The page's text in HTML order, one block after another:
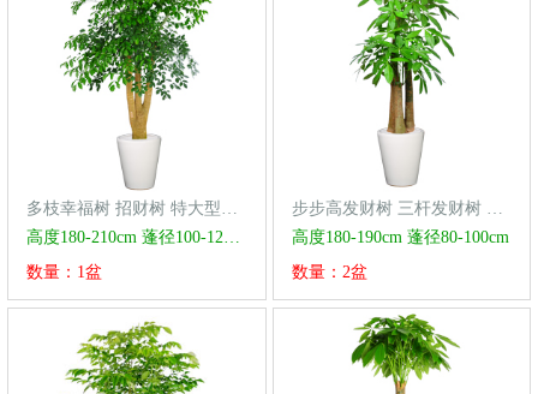
数量：1盆
高度180-190cm 蓬径80-100cm
数量：2盆